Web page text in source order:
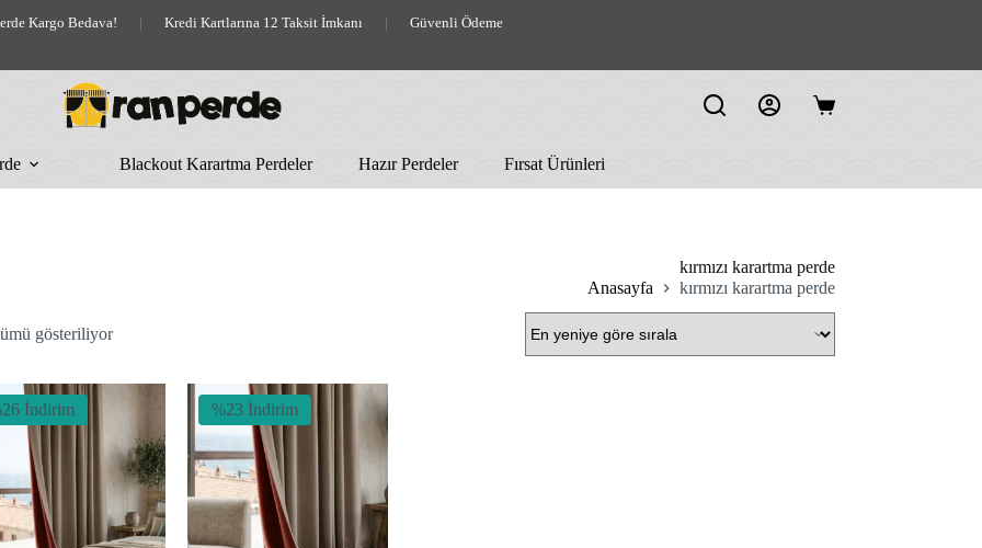
Kargo Bedava! | Kredi Kartlarına 12 Taksit İmkanı | Güvenli Ödeme
Shopping
Blackout Karartma Perdeler Hazır Perdeler Fırsat Ürünleri
kırmızı karartma perde
Anasayfa
kırmızı karartma perde
gösteriliyorEn
İndirim
%23 İndirim